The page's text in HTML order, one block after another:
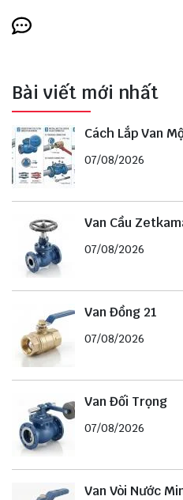
Bài viết mới nhất
Cách Lắp Van
07/08/2026
Van Cầu
07/08/2026
Van Đồng 21
07/08/2026
Van Đối Trọng
07/08/2026
Van Vòi Nước